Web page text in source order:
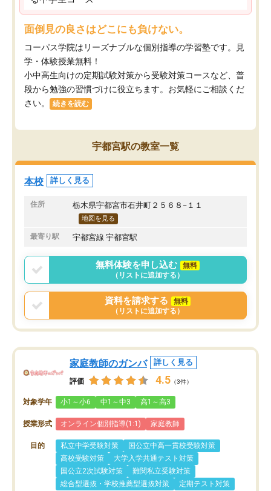
面倒見の良さはどこにも負けない。
コーパス学院はリーズナブルな個別指導の学習塾です。見
学・体験授業無料！
小中高生向けの定期試験対策から受験対策コースなど、普
段から勉強の習慣づけに役立ちます。お気軽にご相談くだ
さい。
続きを読む
宇都宮駅の教室一覧
本校 詳しく見る
住所 栃木県宇都宮市石井町２５６８−１１
地図を見る
最寄り駅 宇都宮線 宇都宮駅
無料体験を申し込む
無料
（リストに追加する）
資料を請求する
無料
（リストに追加する）
家庭教師のガンバ 詳しく見る
評価 4.5 （3件）
対象学年 小1～小6 中1～中3 高1～高3
授業形式 オンライン個別指導(1:1) 家庭教師
目的 私立中学受験対策
国公立中高一貫校受験対策
高校受験対策
大学入学共通テスト対策
国公立2次試験対策
難関私立受験対策
総合型選抜・学校推薦型選抜対策
定期テスト対策